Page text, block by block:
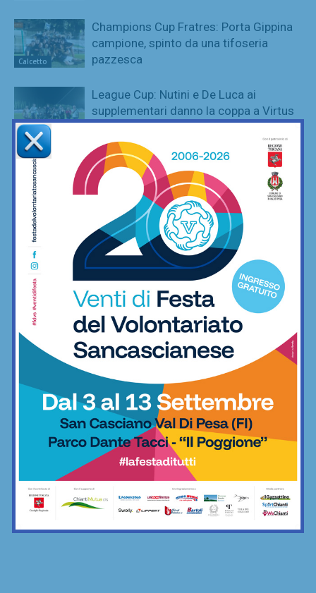
Calcetto
Champions Cup Fratres: Porta Gippina
campione, spinto da una tifoseria
pazzesca
Calcetto
League Cup: Nutini e De Luca ai
supplementari danno la coppa a Virtus
Freschello
Calcetto
Champions Cup Amatori, vincono i
montespertolesi di Cantera ai rigori
contro Fc Crimi
Calcetto
League Cup Amatori, incredibile
rimonta di Ortimino: da 0-2 a 2-2, per
poi vincerla ai supplementari